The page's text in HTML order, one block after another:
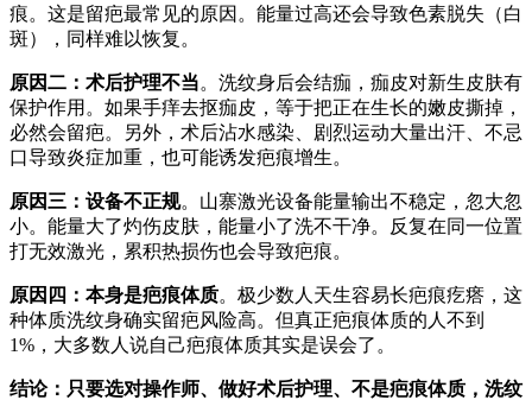
痕。这是留疤最常见的原因。能量过高还会导致色素脱失（白
斑），同样难以恢复。
原因二：术后护理不当。洗纹身后会结痂，痂皮对新生皮肤有
保护作用。如果手痒去抠痂皮，等于把正在生长的嫩皮撕掉，
必然会留疤。另外，术后沾水感染、剧烈运动大量出汗、不忌
口导致炎症加重，也可能诱发疤痕增生。
原因三：设备不正规。山寨激光设备能量输出不稳定，忽大忽
小。能量大了灼伤皮肤，能量小了洗不干净。反复在同一位置
打无效激光，累积热损伤也会导致疤痕。
原因四：本身是疤痕体质。极少数人天生容易长疤痕疙瘩，这
种体质洗纹身确实留疤风险高。但真正疤痕体质的人不到
1%，大多数人说自己疤痕体质其实是误会了。
结论：只要选对操作师、做好术后护理、不是疤痕体质，洗纹